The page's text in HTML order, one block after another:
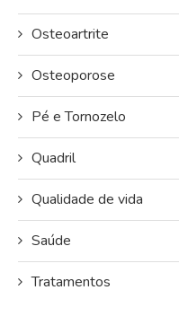
Osteoartrite
Osteoporose
Pé e Tornozelo
Quadril
Qualidade de vida
Saúde
Tratamentos